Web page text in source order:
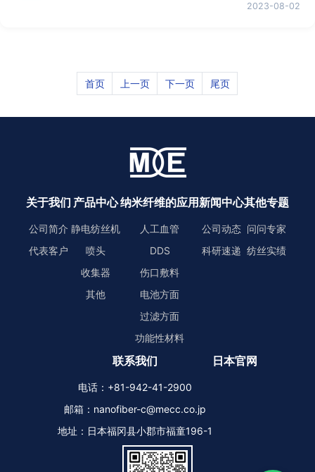
2023-08-02
首页 上一页 下一页 尾页
关于我们
公司简介
代表客户
产品中心
静电纺丝机
喷头
收集器
其他
纳米纤维的应用
人工血管
DDS
伤口敷料
电池方面
过滤方面
功能性材料
新闻中心
公司动态
科研速递
其他专题
问问专家
纺丝实绩
联系我们
电话：+81-942-41-2900
邮箱：nanofiber-c@mecc.co.jp
地址：日本福冈县小郡市福童196-1
日本官网